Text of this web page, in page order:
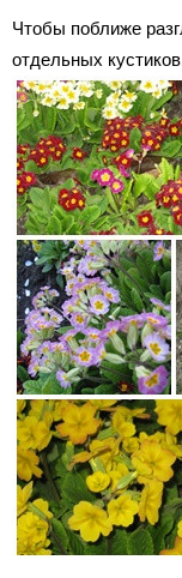
Чтобы поближе
отдельных